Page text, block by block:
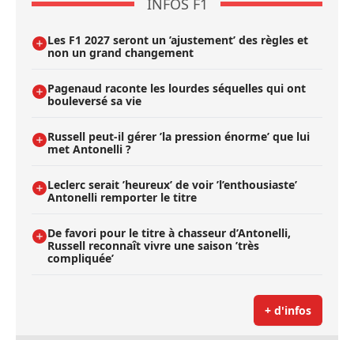
Les F1 2027 seront un ’ajustement’ des règles et
non un grand changement
Pagenaud raconte les lourdes séquelles qui ont
bouleversé sa vie
Russell peut-il gérer ’la pression énorme’ que lui
met Antonelli ?
Leclerc serait ’heureux’ de voir ’l’enthousiaste’
Antonelli remporter le titre
De favori pour le titre à chasseur d’Antonelli,
Russell reconnaît vivre une saison ’très
compliquée’
+ d'infos